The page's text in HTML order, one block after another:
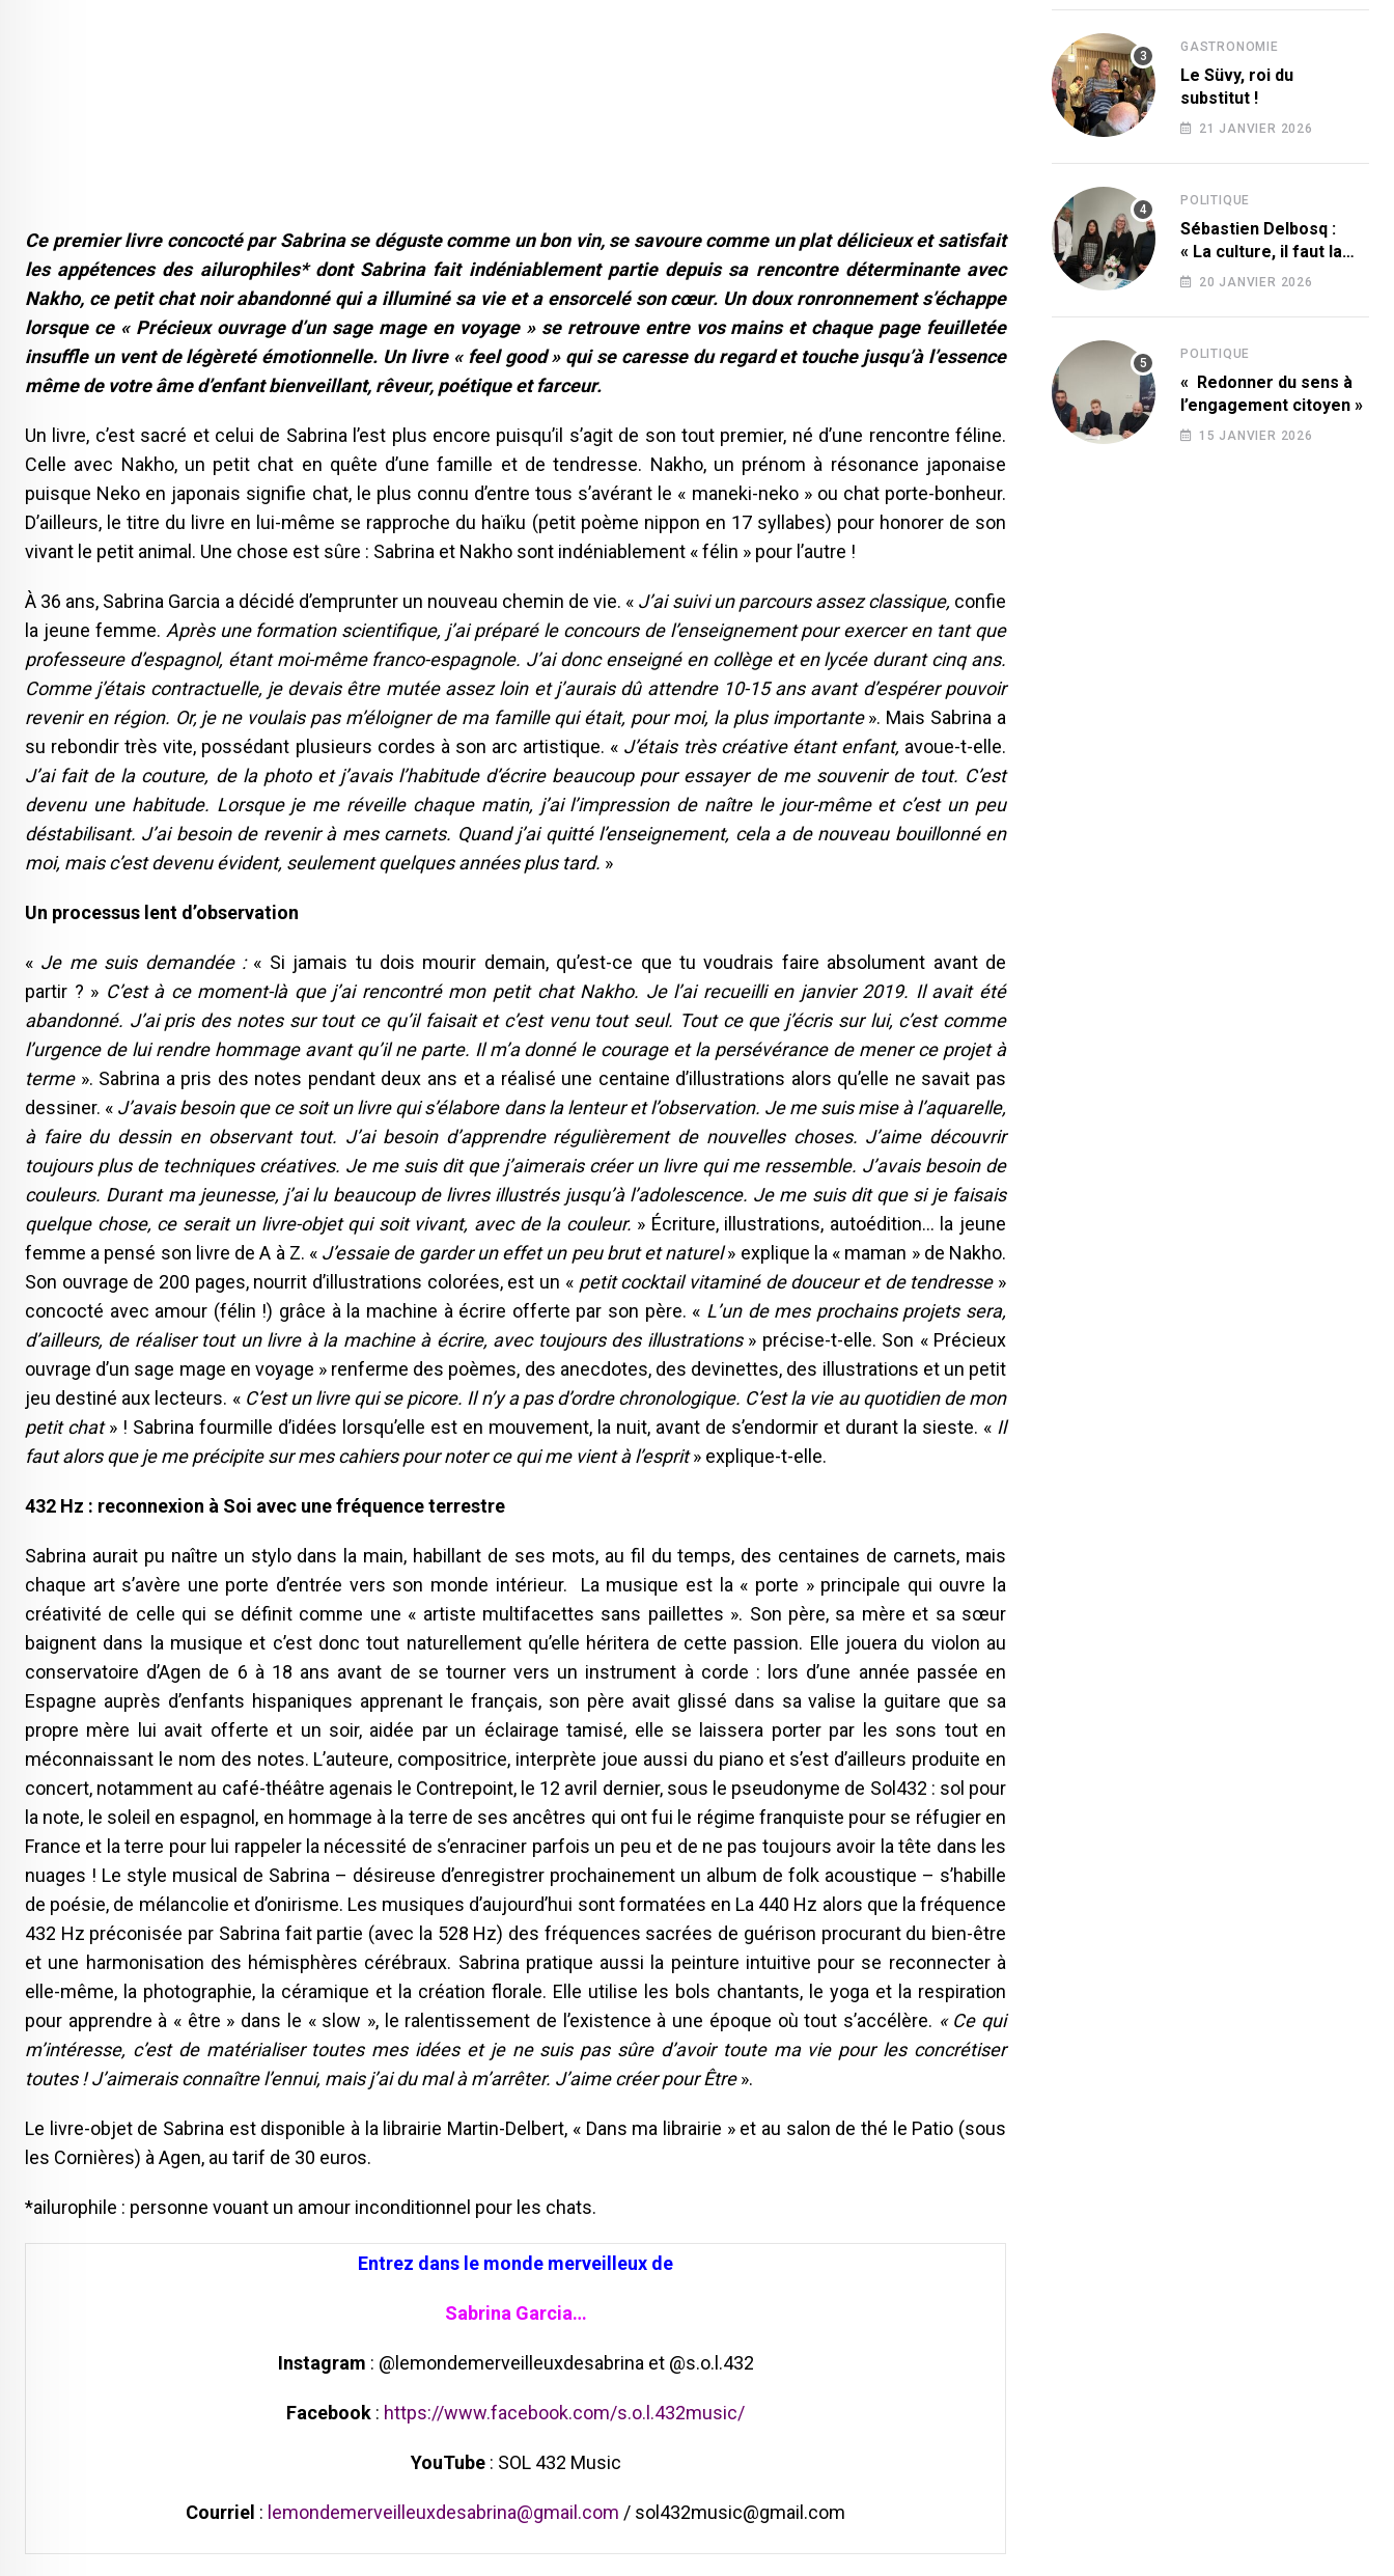
Ce premier livre concocté par Sabrina se déguste comme un bon vin, se savoure comme un plat délicieux et satisfait
les appétences des ailurophiles* dont Sabrina fait indéniablement partie depuis sa rencontre déterminante avec
Nakho, ce petit chat noir abandonné qui a illuminé sa vie et a ensorcelé son cœur. Un doux ronronnement s’échappe
lorsque ce « Précieux ouvrage d’un sage mage en voyage » se retrouve entre vos mains et chaque page feuilletée
insuffle un vent de légèreté émotionnelle. Un livre « feel good » qui se caresse du regard et touche jusqu’à l’essence
même de votre âme d’enfant bienveillant, rêveur, poétique et farceur.
Un livre, c’est sacré et celui de Sabrina l’est plus encore puisqu’il s’agit de son tout premier, né d’une rencontre féline.
Celle avec Nakho, un petit chat en quête d’une famille et de tendresse. Nakho, un prénom à résonance japonaise
puisque Neko en japonais signifie chat, le plus connu d’entre tous s’avérant le « maneki-neko » ou chat porte-bonheur.
D’ailleurs, le titre du livre en lui-même se rapproche du haïku (petit poème nippon en 17 syllabes) pour honorer de son
vivant le petit animal. Une chose est sûre : Sabrina et Nakho sont indéniablement « félin » pour l’autre !
À 36 ans, Sabrina Garcia a décidé d’emprunter un nouveau chemin de vie. « J’ai suivi un parcours assez classique, confie
la jeune femme. Après une formation scientifique, j’ai préparé le concours de l’enseignement pour exercer en tant que
professeure d’espagnol, étant moi-même franco-espagnole. J’ai donc enseigné en collège et en lycée durant cinq ans.
Comme j’étais contractuelle, je devais être mutée assez loin et j’aurais dû attendre 10-15 ans avant d’espérer pouvoir
revenir en région. Or, je ne voulais pas m’éloigner de ma famille qui était, pour moi, la plus importante». Mais Sabrina a
su rebondir très vite, possédant plusieurs cordes à son arc artistique. « J’étais très créative étant enfant, avoue-t-elle.
J’ai fait de la couture, de la photo et j’avais l’habitude d’écrire beaucoup pour essayer de me souvenir de tout. C’est
devenu une habitude. Lorsque je me réveille chaque matin, j’ai l’impression de naître le jour-même et c’est un peu
déstabilisant. J’ai besoin de revenir à mes carnets. Quand j’ai quitté l’enseignement, cela a de nouveau bouillonné en
moi, mais c’est devenu évident, seulement quelques années plus tard. »
Un processus lent d’observation
« Je me suis demandée :« Si jamais tu dois mourir demain, qu’est-ce que tu voudrais faire absolument avant de
partir ? » C’est à ce moment-là que j’ai rencontré mon petit chat Nakho. Je l’ai recueilli en janvier 2019. Il avait été
abandonné. J’ai pris des notes sur tout ce qu’il faisait et c’est venu tout seul. Tout ce que j’écris sur lui, c’est comme
l’urgence de lui rendre hommage avant qu’il ne parte. Il m’a donné le courage et la persévérance de mener ce projet à
terme». Sabrina a pris des notes pendant deux ans et a réalisé une centaine d’illustrations alors qu’elle ne savait pas
dessiner. « J’avais besoin que ce soit un livre qui s’élabore dans la lenteur et l’observation. Je me suis mise à l’aquarelle,
à faire du dessin en observant tout. J’ai besoin d’apprendre régulièrement de nouvelles choses. J’aime découvrir
toujours plus de techniques créatives. Je me suis dit que j’aimerais créer un livre qui me ressemble. J’avais besoin de
couleurs. Durant ma jeunesse, j’ai lu beaucoup de livres illustrés jusqu’à l’adolescence. Je me suis dit que si je faisais
quelque chose, ce serait un livre-objet qui soit vivant, avec de la couleur. » Écriture, illustrations, autoédition… la jeune
femme a pensé son livre de A à Z. « J’essaie de garder un effet un peu brut et naturel» explique la « maman » de Nakho.
Son ouvrage de 200 pages, nourrit d’illustrations colorées, est un « petit cocktail vitaminé de douceur et de tendresse»
concocté avec amour (félin !) grâce à la machine à écrire offerte par son père. « L’un de mes prochains projets sera,
d’ailleurs, de réaliser tout un livre à la machine à écrire, avec toujours des illustrations» précise-t-elle. Son « Précieux
ouvrage d’un sage mage en voyage » renferme des poèmes, des anecdotes, des devinettes, des illustrations et un petit
jeu destiné aux lecteurs. « C’est un livre qui se picore. Il n’y a pas d’ordre chronologique. C’est la vie au quotidien de mon
petit chat» ! Sabrina fourmille d’idées lorsqu’elle est en mouvement, la nuit, avant de s’endormir et durant la sieste. « Il
faut alors que je me précipite sur mes cahiers pour noter ce qui me vient à l’esprit» explique-t-elle.
432 Hz : reconnexion à Soi avec une fréquence terrestre
Sabrina aurait pu naître un stylo dans la main, habillant de ses mots, au fil du temps, des centaines de carnets, mais
chaque art s’avère une porte d’entrée vers son monde intérieur. La musique est la « porte » principale qui ouvre la
créativité de celle qui se définit comme une « artiste multifacettes sans paillettes ». Son père, sa mère et sa sœur
baignent dans la musique et c’est donc tout naturellement qu’elle héritera de cette passion. Elle jouera du violon au
conservatoire d’Agen de 6 à 18 ans avant de se tourner vers un instrument à corde : lors d’une année passée en
Espagne auprès d’enfants hispaniques apprenant le français, son père avait glissé dans sa valise la guitare que sa
propre mère lui avait offerte et un soir, aidée par un éclairage tamisé, elle se laissera porter par les sons tout en
méconnaissant le nom des notes. L’auteure, compositrice, interprète joue aussi du piano et s’est d’ailleurs produite en
concert, notamment au café-théâtre agenais le Contrepoint, le 12 avril dernier, sous le pseudonyme de Sol432 : sol pour
la note, le soleil en espagnol, en hommage à la terre de ses ancêtres qui ont fui le régime franquiste pour se réfugier en
France et la terre pour lui rappeler la nécessité de s’enraciner parfois un peu et de ne pas toujours avoir la tête dans les
nuages ! Le style musical de Sabrina – désireuse d’enregistrer prochainement un album de folk acoustique – s’habille
de poésie, de mélancolie et d’onirisme. Les musiques d’aujourd’hui sont formatées en La 440 Hz alors que la fréquence
432 Hz préconisée par Sabrina fait partie (avec la 528 Hz) des fréquences sacrées de guérison procurant du bien-être
et une harmonisation des hémisphères cérébraux. Sabrina pratique aussi la peinture intuitive pour se reconnecter à
elle-même, la photographie, la céramique et la création florale. Elle utilise les bols chantants, le yoga et la respiration
pour apprendre à « être » dans le « slow », le ralentissement de l’existence à une époque où tout s’accélère. « Ce qui
m’intéresse, c’est de matérialiser toutes mes idées et je ne suis pas sûre d’avoir toute ma vie pour les concrétiser
toutes ! J’aimerais connaître l’ennui, mais j’ai du mal à m’arrêter. J’aime créer pour Être».
Le livre-objet de Sabrina est disponible à la librairie Martin-Delbert, « Dans ma librairie » et au salon de thé le Patio (sous
les Cornières) à Agen, au tarif de 30 euros.
*ailurophile : personne vouant un amour inconditionnel pour les chats.
Entrez dans le monde merveilleux de
Sabrina Garcia…
Instagram : @lemondemerveilleuxdesabrina et @s.o.l.432
Facebook : https://www.facebook.com/s.o.l.432music/
YouTube: SOL 432 Music
Courriel : lemondemerveilleuxdesabrina@gmail.com / sol432music@gmail.com
GASTRONOMIE
Le Süvy, roi du
substitut !
21 JANVIER 2026
POLITIQUE
Sébastien Delbosq :
« La culture, il faut la
conquérir ! »
20 JANVIER 2026
POLITIQUE
« Redonner du sens à
l’engagement citoyen »
15 JANVIER 2026